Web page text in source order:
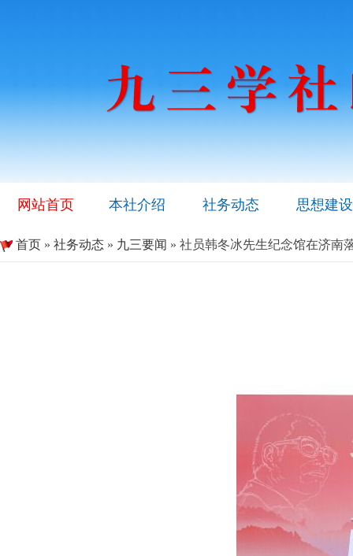
网站首页 本社介绍 社务动态 思想建设
首页 » 社务动态 » 九三要闻 » 社员韩冬冰先生纪念馆在济南